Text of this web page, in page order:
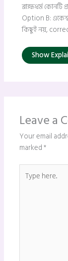
ব্রাক্ষধর্ম কোনটি
Option B:
কিছুই নয়,
Show
Leave a
Your email
marked*
here..